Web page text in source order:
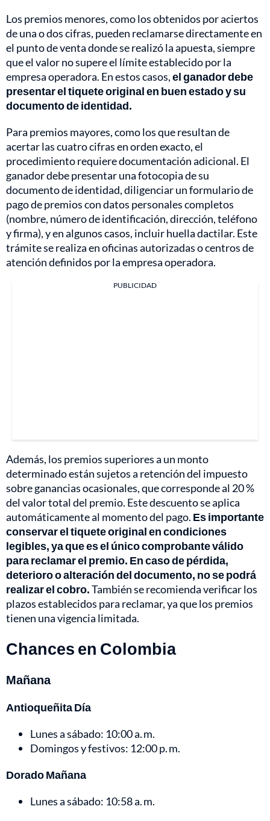
Los premios menores, como los obtenidos por aciertos
de una o dos cifras, pueden reclamarse directamente en
el punto de venta donde se realizó la apuesta, siempre
que el valor no supere el límite establecido por la
empresa operadora. En estos casos,el ganador debe
presentar el tiquete original en buen estado y su
documento de identidad.
Para premios mayores, como los que resultan de
acertar las cuatro cifras en orden exacto, el
procedimiento requiere documentación adicional. El
ganador debe presentar una fotocopia de su
documento de identidad, diligenciar un formulario de
pago de premios con datos personales completos
(nombre, número de identificación, dirección, teléfono
y firma), y en algunos casos, incluir huella dactilar. Este
trámite se realiza en oficinas autorizadas o centros de
atención definidos por la empresa operadora.
PUBLICIDAD
Además, los premios superiores a un monto
determinado están sujetos a retención del impuesto
sobre ganancias ocasionales, que corresponde al 20 %
del valor total del premio. Este descuento se aplica
automáticamente al momento del pago. Es importante
conservar el tiquete original en condiciones
legibles, ya que es el único comprobante válido
para reclamar el premio. En caso de pérdida,
deterioro o alteración del documento, no se podrá
realizar el cobro.También se recomienda verificar los
plazos establecidos para reclamar, ya que los premios
tienen una vigencia limitada.
Chances en Colombia
Mañana
Antioqueñita Día
Lunes a sábado: 10:00 a. m.
Domingos y festivos: 12:00 p. m.
Dorado Mañana
Lunes a sábado: 10:58 a. m.